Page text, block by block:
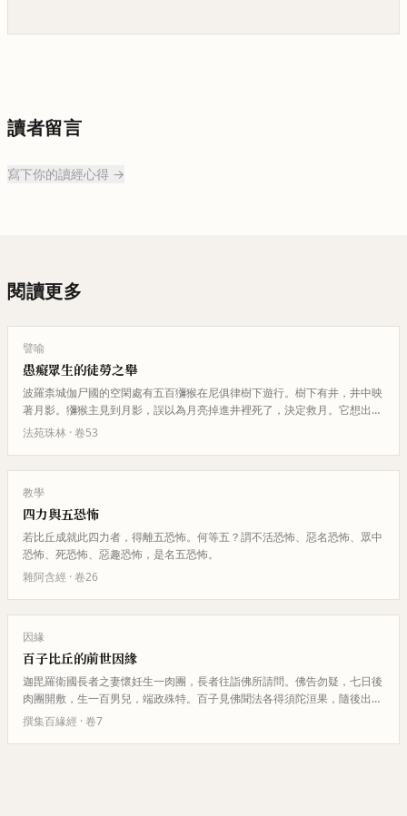
讀者留言
寫下你的讀經心得 →
閱讀更多
譬喻
愚癡眾生的徒勞之舉
波羅柰城伽尸國的空閑處有五百獼猴在尼俱律樹下遊行。樹下有井，井中映
著月影。獼猴主見到月影，誤以為月亮掉進井裡死了，決定救月。它想出辦
法：自己捉樹枝，其他獼猴捉它…
法苑珠林 · 卷53
教學
四力與五恐怖
若比丘成就此四力者，得離五恐怖。何等五？謂不活恐怖、惡名恐怖、眾中
恐怖、死恐怖、惡趣恐怖，是名五恐怖。
雜阿含經 · 卷26
因緣
百子比丘的前世因緣
迦毘羅衛國長者之妻懷妊生一肉團，長者往詣佛所請問。佛告勿疑，七日後
肉團開敷，生一百男兒，端政殊特。百子見佛聞法各得須陀洹果，隨後出家
修行各得阿羅漢果。佛說其因緣…
撰集百緣經 · 卷7